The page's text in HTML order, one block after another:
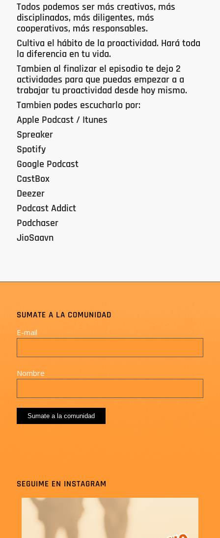
Todos podemos ser más creativos, más
disciplinados, más diligentes, más
cooperativos, más responsables.
Cultiva el hábito de la proactividad. Hará toda
la diferencia en tu vida.
Tambien al finalizar el episodio te dejo 2
actividades para que puedas empezar a a
trabajar tu proactividad desde hoy mismo.
Tambien podes escucharlo por:
Apple Podcast / Itunes
Spreaker
Spotify
Google Podcast
CastBox
Deezer
Podcast Addict
Podchaser
JioSaavn
SUMATE A LA COMUNIDAD
E-mail
Nombre
SEGUIME EN INSTAGRAM